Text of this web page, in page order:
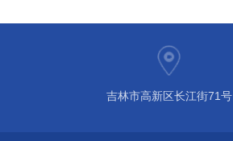
吉林市高新区长江街71号